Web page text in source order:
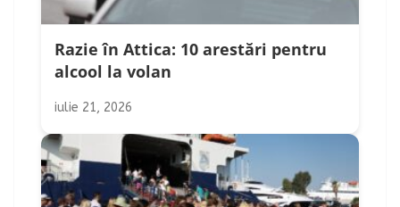
Razie în Attica: 10 arestări pentru
alcool la volan
iulie 21, 2026